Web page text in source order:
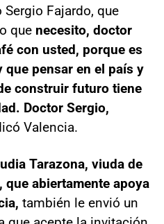
Fajardo, que
que necesito, doctor
con usted, porque es
que pensar en el país y
construir futuro tiene
Doctor Sergio,
Valencia.
Tarazona, viuda de
abiertamente apoya
también le envió un